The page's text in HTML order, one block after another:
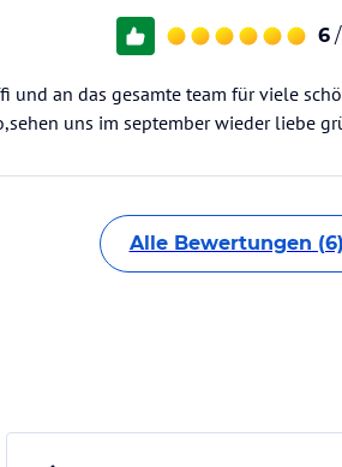
6
und an das gesamte team für viele
uns im september wieder liebe
Alle Bewertungen (6)